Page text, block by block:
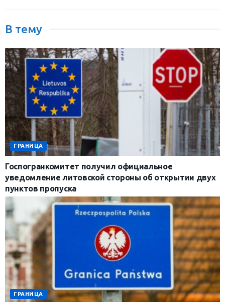
В тему
ГРАНИЦА
Госпогранкомитет получил официальное
уведомление литовской стороны об открытии двух
пунктов пропуска
ГРАНИЦА